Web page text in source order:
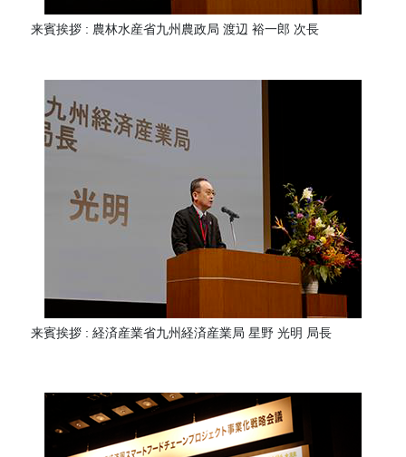
来賓挨拶 : 農林水産省九州農政局 渡辺 裕一郎 次長
来賓挨拶 : 経済産業省九州経済産業局 星野 光明 局長